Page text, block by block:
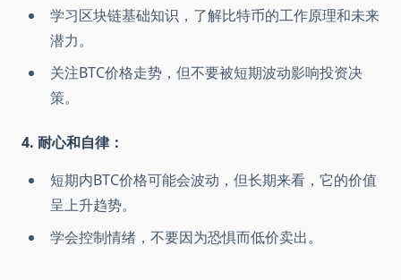
学习区块链基础知识，了解比特币的工作原理和未来
潜力。
关注BTC价格走势，但不要被短期波动影响投资决
策。
4. 耐心和自律：
短期内BTC价格可能会波动，但长期来看，它的价值
呈上升趋势。
学会控制情绪，不要因为恐惧而低价卖出。